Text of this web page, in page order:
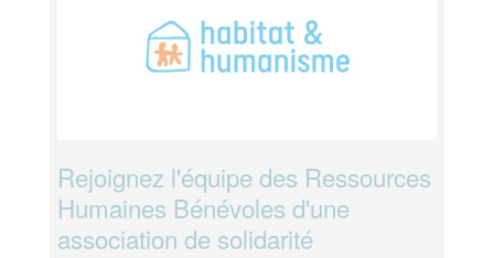
Rejoignez l'équipe des Ressources
Humaines Bénévoles d'une
association de solidarité